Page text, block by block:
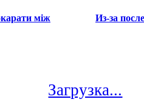
між
Из-за
Загрузка...